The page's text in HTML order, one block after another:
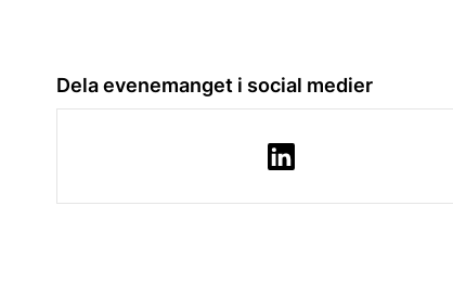
Dela evenemanget i social medier